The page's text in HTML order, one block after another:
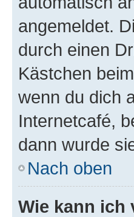
angemeldet.
durch einen
Kästchen
wenn du dich
Internetcafé,
dann wurde
Nach oben
Wie kann ich